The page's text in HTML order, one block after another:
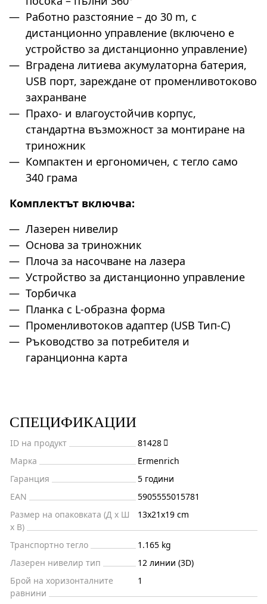
Работно разстояние – до 30 m, с
дистанционно управление (включено е
устройство за дистанционно управление)
Вградена литиева акумулаторна батерия,
USB порт, зареждане от променливотоково
захранване
Прахо- и влагоустойчив корпус,
стандартна възможност за монтиране на
триножник
Компактен и ергономичен, с тегло само
340 грама
Комплектът включва:
Лазерен нивелир
Основа за триножник
Плоча за насочване на лазера
Устройство за дистанционно управление
Торбичка
Планка с L-образна форма
Променливотоков адаптер (USB Тип-C)
Ръководство за потребителя и
гаранционна карта
СПЕЦИФИКАЦИИ
ID на продукт
81428
Марка
Ermenrich
Гаранция
5 години
EAN
5905555015781
Размер на опаковката (Д x Ш
x В)
13x21x19 cm
Транспортно тегло
1.165 kg
Лазерен нивелир тип
12 линии (3D)
Брой на хоризонталните
равнини
1